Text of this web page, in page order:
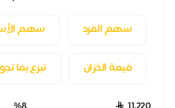
سهم الفرد
سهم الأسرة
قيمة الخزان تبرع بما تجود به